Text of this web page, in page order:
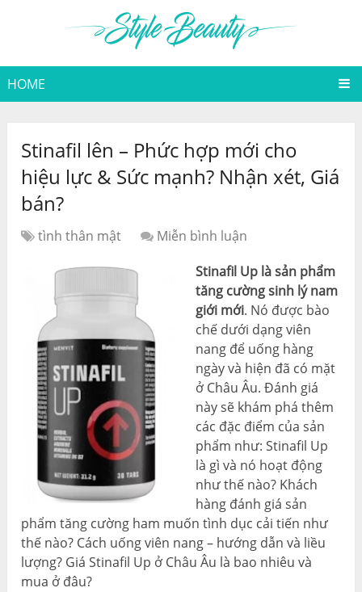
HOME
Stinafil lên – Phức hợp mới cho
hiệu lực & Sức mạnh? Nhận xét, Giá
bán?
tình thân mật
Miễn bình luận
Stinafil Up là sản phẩm
tăng cường sinh lý nam
giới mới. Nó được bào
chế dưới dạng viên
nang để uống hàng
ngày và hiện đã có mặt
ở Châu Âu. Đánh giá
này sẽ khám phá thêm
các đặc điểm của sản
phẩm như: Stinafil Up
là gì và nó hoạt động
như thế nào? Khách
hàng đánh giá sản
phẩm tăng cường ham muốn tình dục cải tiến như
thế nào? Cách uống viên nang – hướng dẫn và liều
lượng? Giá Stinafil Up ở Châu Âu là bao nhiêu và
mua ở đâu?